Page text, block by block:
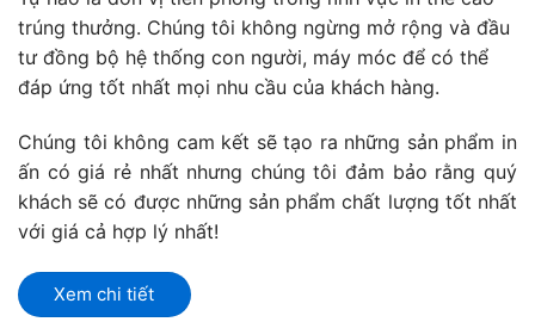
trúng thưởng. Chúng tôi không ngừng mở rộng và đầu
tư đồng bộ hệ thống con người, máy móc để có thể
đáp ứng tốt nhất mọi nhu cầu của khách hàng.
Chúng tôi không cam kết sẽ tạo ra những sản phẩm in
ấn có giá rẻ nhất nhưng chúng tôi đảm bảo rằng quý
khách sẽ có được những sản phẩm chất lượng tốt nhất
với giá cả hợp lý nhất!
Xem chi tiết